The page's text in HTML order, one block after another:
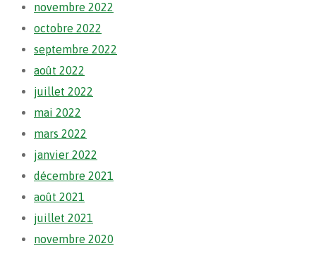
novembre 2022
octobre 2022
septembre 2022
août 2022
juillet 2022
mai 2022
mars 2022
janvier 2022
décembre 2021
août 2021
juillet 2021
novembre 2020